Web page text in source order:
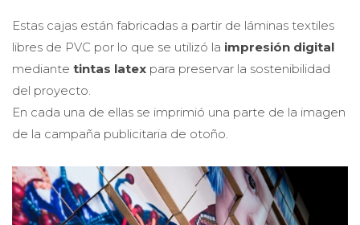
Estas cajas están fabricadas a partir de láminas textiles
libres de PVC por lo que se utilizó la impresión digital
mediante tintas latex para preservar la sostenibilidad
del proyecto.
En cada una de ellas se imprimió una parte de la imagen
de la campaña publicitaria de otoño.